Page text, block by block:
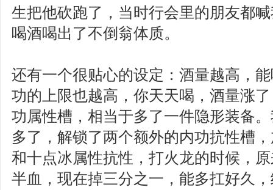
生把他砍跑了，当时行会里的朋友都喊
喝酒喝出了不倒翁体质。
还有一个很贴心的设定：酒量越高，
功的上限也越高，你天天喝，酒量涨
功属性槽，相当于多了一件隐形装备
多了，解锁了两个额外的内功抗性槽
和十点冰属性抗性，打火龙的时候，
半血，现在掉三分之一，能多扛好久